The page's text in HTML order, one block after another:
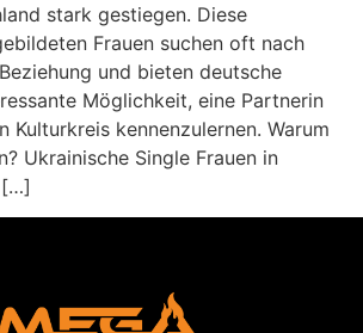
stark gestiegen. Diese
Frauen suchen oft nach
und bieten deutsche
Möglichkeit, eine Partnerin
Kulturkreis kennenzulernen. Warum
Ukrainische Single Frauen in
[…]